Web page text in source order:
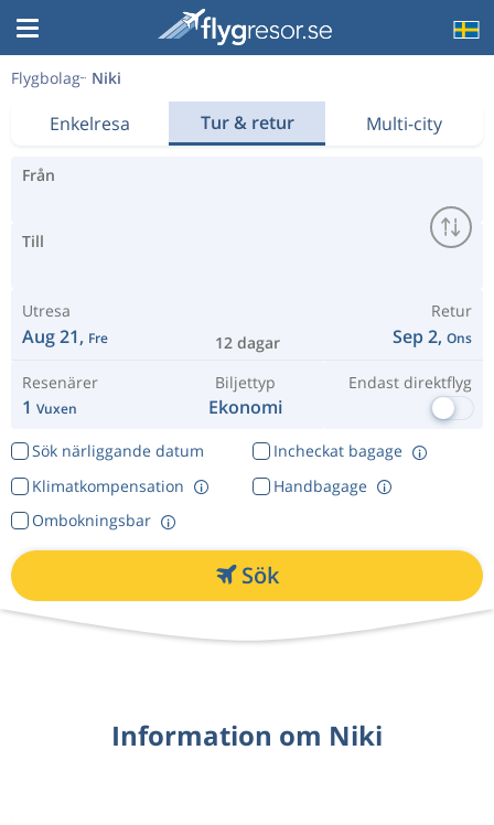
Flygbolag Niki
Enkelresa Tur & retur Multi-city
Från
Till
Utresa
Aug 21, Fre 12 dagar
Retur
Sep 2, Ons
Resenärer
1 Vuxen
Biljettyp
Ekonomi
Endast direktflyg
Sök närliggande datum
Incheckat bagage
Klimatkompensation
Ombokningsbar
Handbagage
Sök
Information om Niki